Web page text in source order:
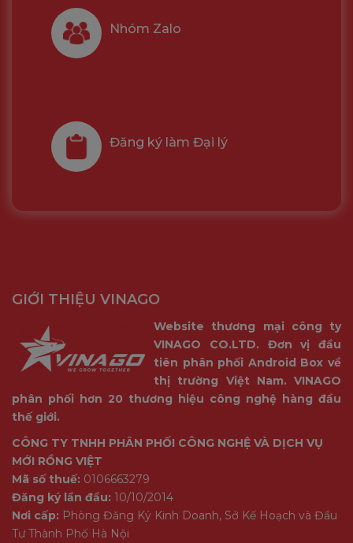
Nhóm Zalo
Đăng ký làm Đại lý
GIỚI THIỆU VINAGO
Website thương mại công ty
VINAGO CO.LTD. Đơn vị đầu
tiên phân phối Android Box về
thị trường Việt Nam. VINAGO
phân phối hơn 20 thương hiệu công nghệ hàng đầu
thế giới.
CÔNG TY TNHH PHÂN PHỐI CÔNG NGHỆ VÀ DỊCH VỤ
MỚI RỒNG VIỆT
Mã số thuế: 0106663279
Đăng ký lần đầu: 10/10/2014
Nơi cấp: Phòng Đăng Ký Kinh Doanh, Sở Kế Hoạch và Đầu
Tư Thành Phố Hà Nội